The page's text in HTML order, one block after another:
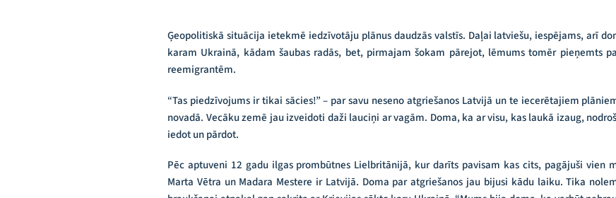
Ģeopolitiskā situācija ietekmē iedzīvotāju plānus daudzās valstīs. Daļai latviešu, iespējams, arī
karam Ukrainā, kādam šaubas radās, bet, pirmajam šokam pārejot, lēmums tomēr pieņemts
reemigrantēm.
“Tas piedzīvojums ir tikai sācies!” – par savu neseno atgriešanos Latvijā un te iecerētajiem
novadā. Vecāku zemē jau izveidoti daži lauciņi ar vagām. Doma, ka ar visu, kas laukā izaug,
iedot un pārdot.
Pēc aptuveni 12 gadu ilgas prombūtnes Lielbritānijā, kur darīts pavisam kas cits, pagājuši vien
Marta Vētra un Madara Mestere ir Latvijā. Doma par atgriešanos jau bijusi kādu laiku. Tika